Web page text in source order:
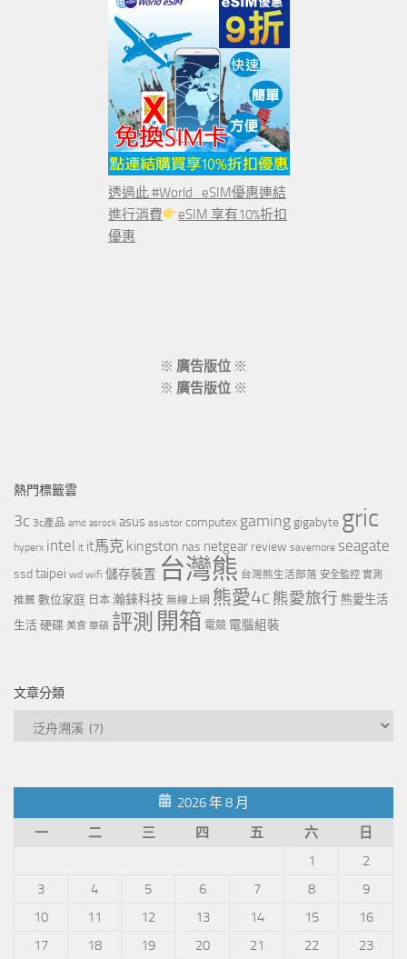
透過此 #World_eSIM優惠連結
進行消費
eSIM 享有10%折扣
優惠
※ 廣告版位 ※
※ 廣告版位 ※
熱門標籤雲
3c 3c產品 amd asrock asus asustor computex gaming gigabyte gric
hyperx intel it it馬克 kingston nas netgear review savemore seagate
ssdtaipei wd wifi 儲存裝置 台灣熊 台灣熊生活部落 安全監控 實測
推薦 數位家庭 日本 瀚錸科技 無線上網 熊愛4c 熊愛旅行 熊愛生活
生活 硬碟 美食 華碩 評測 開箱 電競 電腦組裝
文章分類
類
2026 年 8 月
一
二 三 四 五 六
日
1
2
3
4 5 6 7 8
9
10
11 12 13 14 15
16
17
18 19 20 21 22
23